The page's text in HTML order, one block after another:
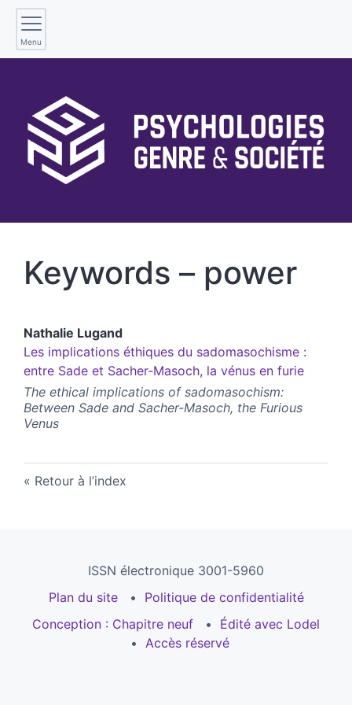
Menu
Keywords – power
Nathalie Lugand
Les implications éthiques du sadomasochisme :
entre Sade et Sacher-Masoch, la vénus en furie
The ethical implications of sadomasochism:
Between Sade and Sacher-Masoch, the Furious
Venus
Retour à l’index
ISSN électronique 3001-5960
Plan du site
Politique de confidentialité
Conception : Chapitre neuf
Édité avec Lodel
Accès réservé